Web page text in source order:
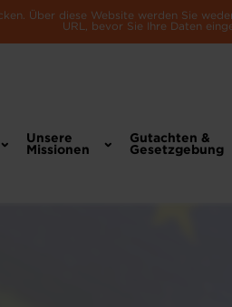
Über diese Website werden Sie
URL, bevor Sie Ihre Daten
Unsere
Missionen
Gutachten &
Gesetzgebung